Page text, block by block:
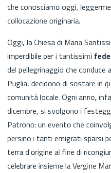
che conosciamo oggi,
collocazione originaria.
Oggi, la Chiesa di Maria
imperdibile per i tantissimi
del pellegrinaggio che conduce
Puglia, decidono di sostare in
comunità locale. Ogni anno,
dicembre, si svolgono i
Patrono: un evento che
persino i tanti emigrati sparsi
terra d'origine al fine di
celebrare insieme la Vergine